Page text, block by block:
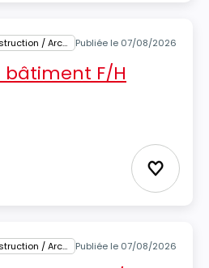
BTP / Matériaux de construction / Architecture Publiée le 07/08/2026
bâtiment F/H
Ajouter
BTP / Matériaux de construction / Architecture Publiée le 07/08/2026